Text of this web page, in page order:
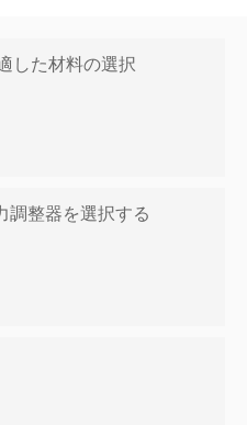
した材料の選択
調整器を選択する